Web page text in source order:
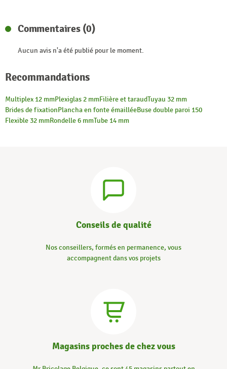
Commentaires (0)
Aucun avis n'a été publié pour le moment.
Recommandations
Multiplex 12 mmPlexiglas 2 mmFilière et taraudTuyau 32 mm
Brides de fixationPlancha en fonte émailléeBuse double paroi 150
Flexible 32 mmRondelle 6 mmTube 14 mm
Conseils de qualité
Nos conseillers, formés en permanence, vous
accompagnent dans vos projets
Magasins proches de chez vous